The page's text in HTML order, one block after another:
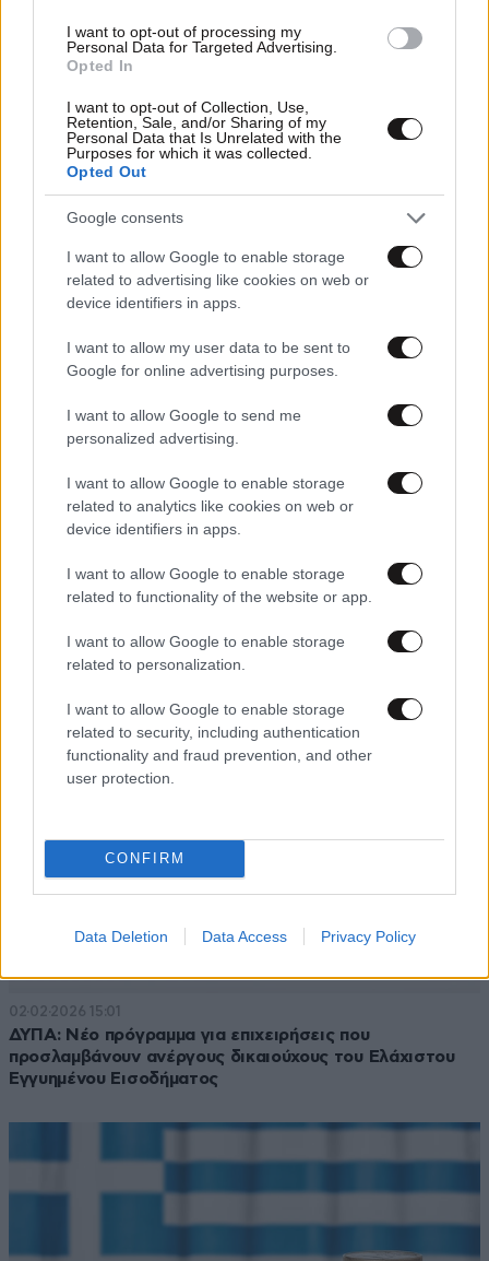
I want to opt-out of processing my
Personal Data for Targeted Advertising.
Opted In
I want to opt-out of Collection, Use,
Retention, Sale, and/or Sharing of my
Personal Data that Is Unrelated with the
Purposes for which it was collected.
Opted Out
Google consents
I want to allow Google to enable storage
related to advertising like cookies on web or
device identifiers in apps.
I want to allow my user data to be sent to
Google for online advertising purposes.
I want to allow Google to send me
personalized advertising.
I want to allow Google to enable storage
related to analytics like cookies on web or
device identifiers in apps.
I want to allow Google to enable storage
related to functionality of the website or app.
I want to allow Google to enable storage
related to personalization.
I want to allow Google to enable storage
related to security, including authentication
functionality and fraud prevention, and other
user protection.
CONFIRM
Data Deletion Data Access Privacy Policy
03·02·2026 19:15
Ξεπέρασε τα 1.500 ευρώ ο μέσος μισθός πλήρους
03·02·2026 09:41
Δυνάμεις – Αναλυτικά παραδείγματα
02·02·2026 15:01
ΔΥΠΑ: Νέο πρόγραμμα για επιχειρήσεις που
προσλαμβάνουν ανέργους δικαιούχους του Ελάχιστου
Εγγυημένου Εισοδήματος